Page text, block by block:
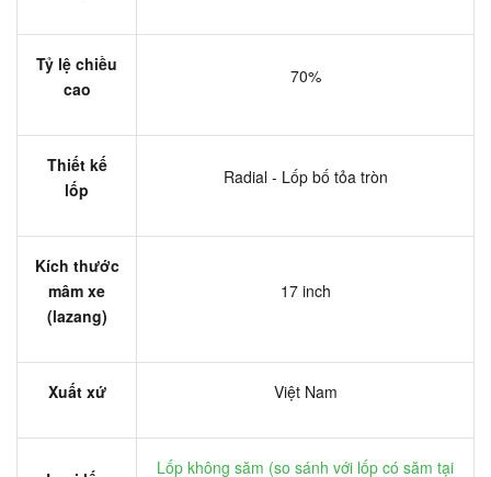
Tỷ lệ chiều
cao
70%
Thiết kế
lốp
Radial - Lốp bố tỏa tròn
Kích thước
mâm xe
(lazang)
17 inch
Xuất xứ Việt Nam
Lốp không săm (so sánh với lốp có săm tại